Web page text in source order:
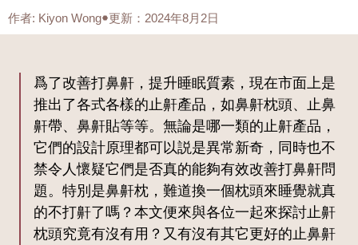
作者: Kiyon Wong 更新：2024年8月2日
爲了改善打鼻鼾，提升睡眠質素，現在市面上是
推出了各式各樣的止鼾產品，如鼻鼾枕頭、止鼻
鼾帶、鼻鼾貼等等。無論是哪一類的止鼾產品，
它們的設計原理都可以説是異常新奇，同時也不
禁令人懷疑它們是否真的能夠有效改善打鼻鼾問
題。特別是鼻鼾枕，難道換一個枕頭來睡覺就真
的不打鼾了嗎？本文便來與各位一起來探討止鼾
枕頭究竟有沒有用？又有沒有其它更好的止鼻鼾